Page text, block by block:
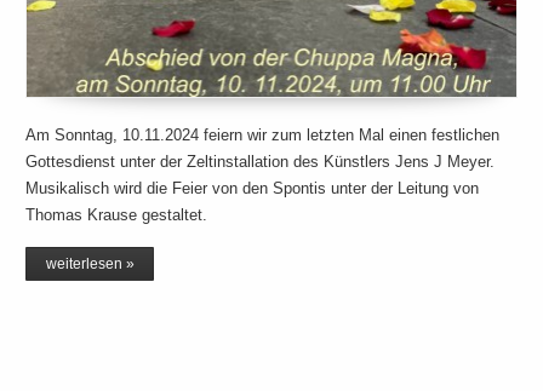
Am Sonntag, 10.11.2024 feiern wir zum letzten Mal einen festlichen
Gottesdienst unter der Zeltinstallation des Künstlers Jens J Meyer.
Musikalisch wird die Feier von den Spontis unter der Leitung von
Thomas Krause gestaltet.
weiterlesen »